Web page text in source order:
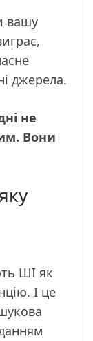
вашу
джерела.
не
Вони
ШІ як
І це